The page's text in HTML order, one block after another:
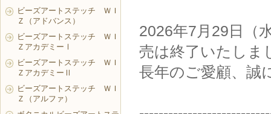
2026年7月29日（
売は終了いたしま
長年のご愛顧、誠
ビーズアートステッチ ＷＩ
Ｚ（アドバンス）
ビーズアートステッチ ＷＩ
ＺアカデミーⅠ
ビーズアートステッチ ＷＩ
ＺアカデミーⅡ
ビーズアートステッチ ＷＩ
Ｚ（アルファ）